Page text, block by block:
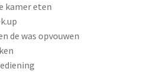
kamer eten
de was opvouwen